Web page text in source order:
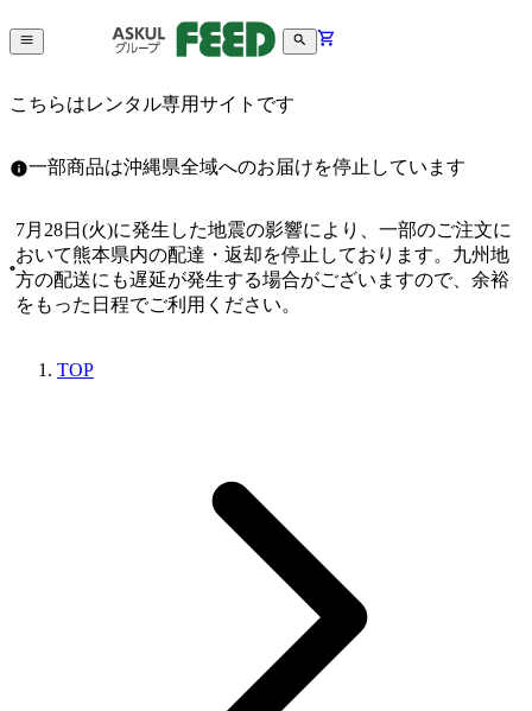
こちらはレンタル専用サイトです
一部商品は沖縄県全域へのお届けを停止しています
7月28日(火)に発生した地震の影響により、一部のご注文に
おいて熊本県内の配達・返却を停止しております。九州地
方の配送にも遅延が発生する場合がございますので、余裕
をもった日程でご利用ください。
TOP